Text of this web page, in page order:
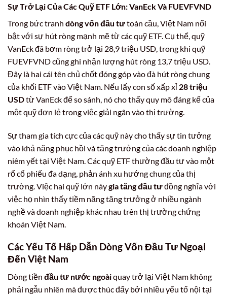
Sự Trở Lại Của Các Quỹ ETF Lớn: VanEck Và FUEVFVND
Trong bức tranh dòng vốn đầu tưtoàn cầu, Việt Nam nổi
bật với sự hút ròng mạnh mẽ từ các quỹ ETF. Cụ thể, quỹ
VanEck đã bơm ròng trở lại 28,9 triệu USD, trong khi quỹ
FUEVFVND cũng ghi nhận lượng hút ròng 13,7 triệu USD.
Đây là hai cái tên chủ chốt đóng góp vào đà hút ròng chung
của khối ETF vào Việt Nam. Nếu lấy con số xấp xỉ 28 triệu
USDtừ VanEck để so sánh, nó cho thấy quy mô đáng kể của
một quỹ đơn lẻ trong việc giải ngân vào thị trường.
Sự tham gia tích cực của các quỹ này cho thấy sự tin tưởng
vào khả năng phục hồi và tăng trưởng của các doanh nghiệp
niêm yết tại Việt Nam. Các quỹ ETF thường đầu tư vào một
rổ cổ phiếu đa dạng, phản ánh xu hướng chung của thị
trường. Việc hai quỹ lớn nàygia tăng đầu tưđồng nghĩa với
việc họ nhìn thấy tiềm năng tăng trưởng ở nhiều ngành
nghề và doanh nghiệp khác nhau trên thị trường chứng
khoán Việt Nam.
Các Yếu Tố Hấp Dẫn Dòng Vốn Đầu Tư Ngoại
Đến Việt Nam
Dòng tiền đầu tư nước ngoàiquay trở lại Việt Nam không
phải ngẫu nhiên mà được thúc đẩy bởi nhiều yếu tố nội tại